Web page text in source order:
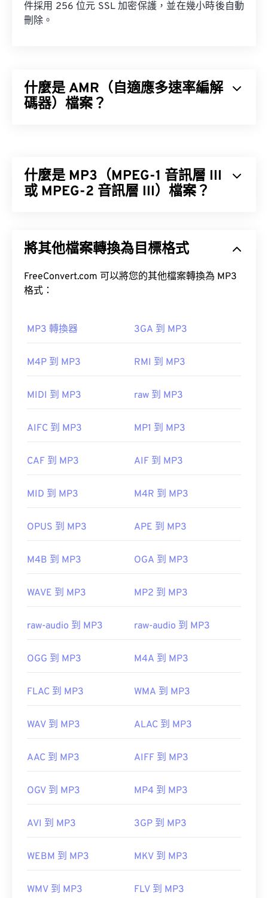
件採用 256 位元 SSL 加密保護，並在幾小時後自動
刪除。
什麼是 AMR（自適應多速率編解
碼器）檔案？
全球行動通訊系統 (GSM)
通用行動通訊系
統 (UMTS)
如何開啟 AMR 檔案？
由於 AMR 檔案經常用於手機，包括彩信，因此大多
數3G 行動裝置 都能開啟它們。
初始版本：1999
Rate_audio_codec
什麼是 MP3（MPEG-1 音訊層 III
或 MPEG-2 音訊層 III）檔案？
的文件，以便進行數位儲存和傳輸。 MP3 檔案是消
可接受，MP3 檔案易於儲存和共享，因此被廣泛使
用。
由於 MP3 檔案非常普及，大多數主流音訊播放程式
iTunes
預覽 MP3
器 。請注意，還有兩種其他檔案類型也使用 MP3 副
Masterpoint green points data
初始發布：1993
https://mpeg.chiariglione.org/standards/mpeg-
將其他檔案轉換為目標格式
FreeConvert.com 可以將您的其他檔案轉換為 MP3
格式：
MP3 轉換器 3GA 到 MP3
M4P 到 MP3 RMI 到 MP3
MIDI 到 MP3 raw 到 MP3
AIFC 到 MP3 MP1 到 MP3
CAF 到 MP3 AIF 到 MP3
MID 到 MP3 M4R 到 MP3
OPUS 到 MP3 APE 到 MP3
M4B 到 MP3 OGA 到 MP3
WAVE 到 MP3 MP2 到 MP3
raw-audio 到 MP3 raw-audio 到 MP3
OGG 到 MP3 M4A 到 MP3
FLAC 到 MP3 WMA 到 MP3
WAV 到 MP3 ALAC 到 MP3
AAC 到 MP3 AIFF 到 MP3
OGV 到 MP3 MP4 到 MP3
AVI 到 MP3 3GP 到 MP3
WEBM 到 MP3 MKV 到 MP3
WMV 到 MP3 FLV 到 MP3